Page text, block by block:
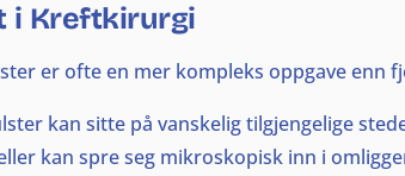
i Kreftkirurgi
er ofte en mer kompleks oppgave enn
kan sitte på vanskelig tilgjengelige
kan spre seg mikroskopisk inn i